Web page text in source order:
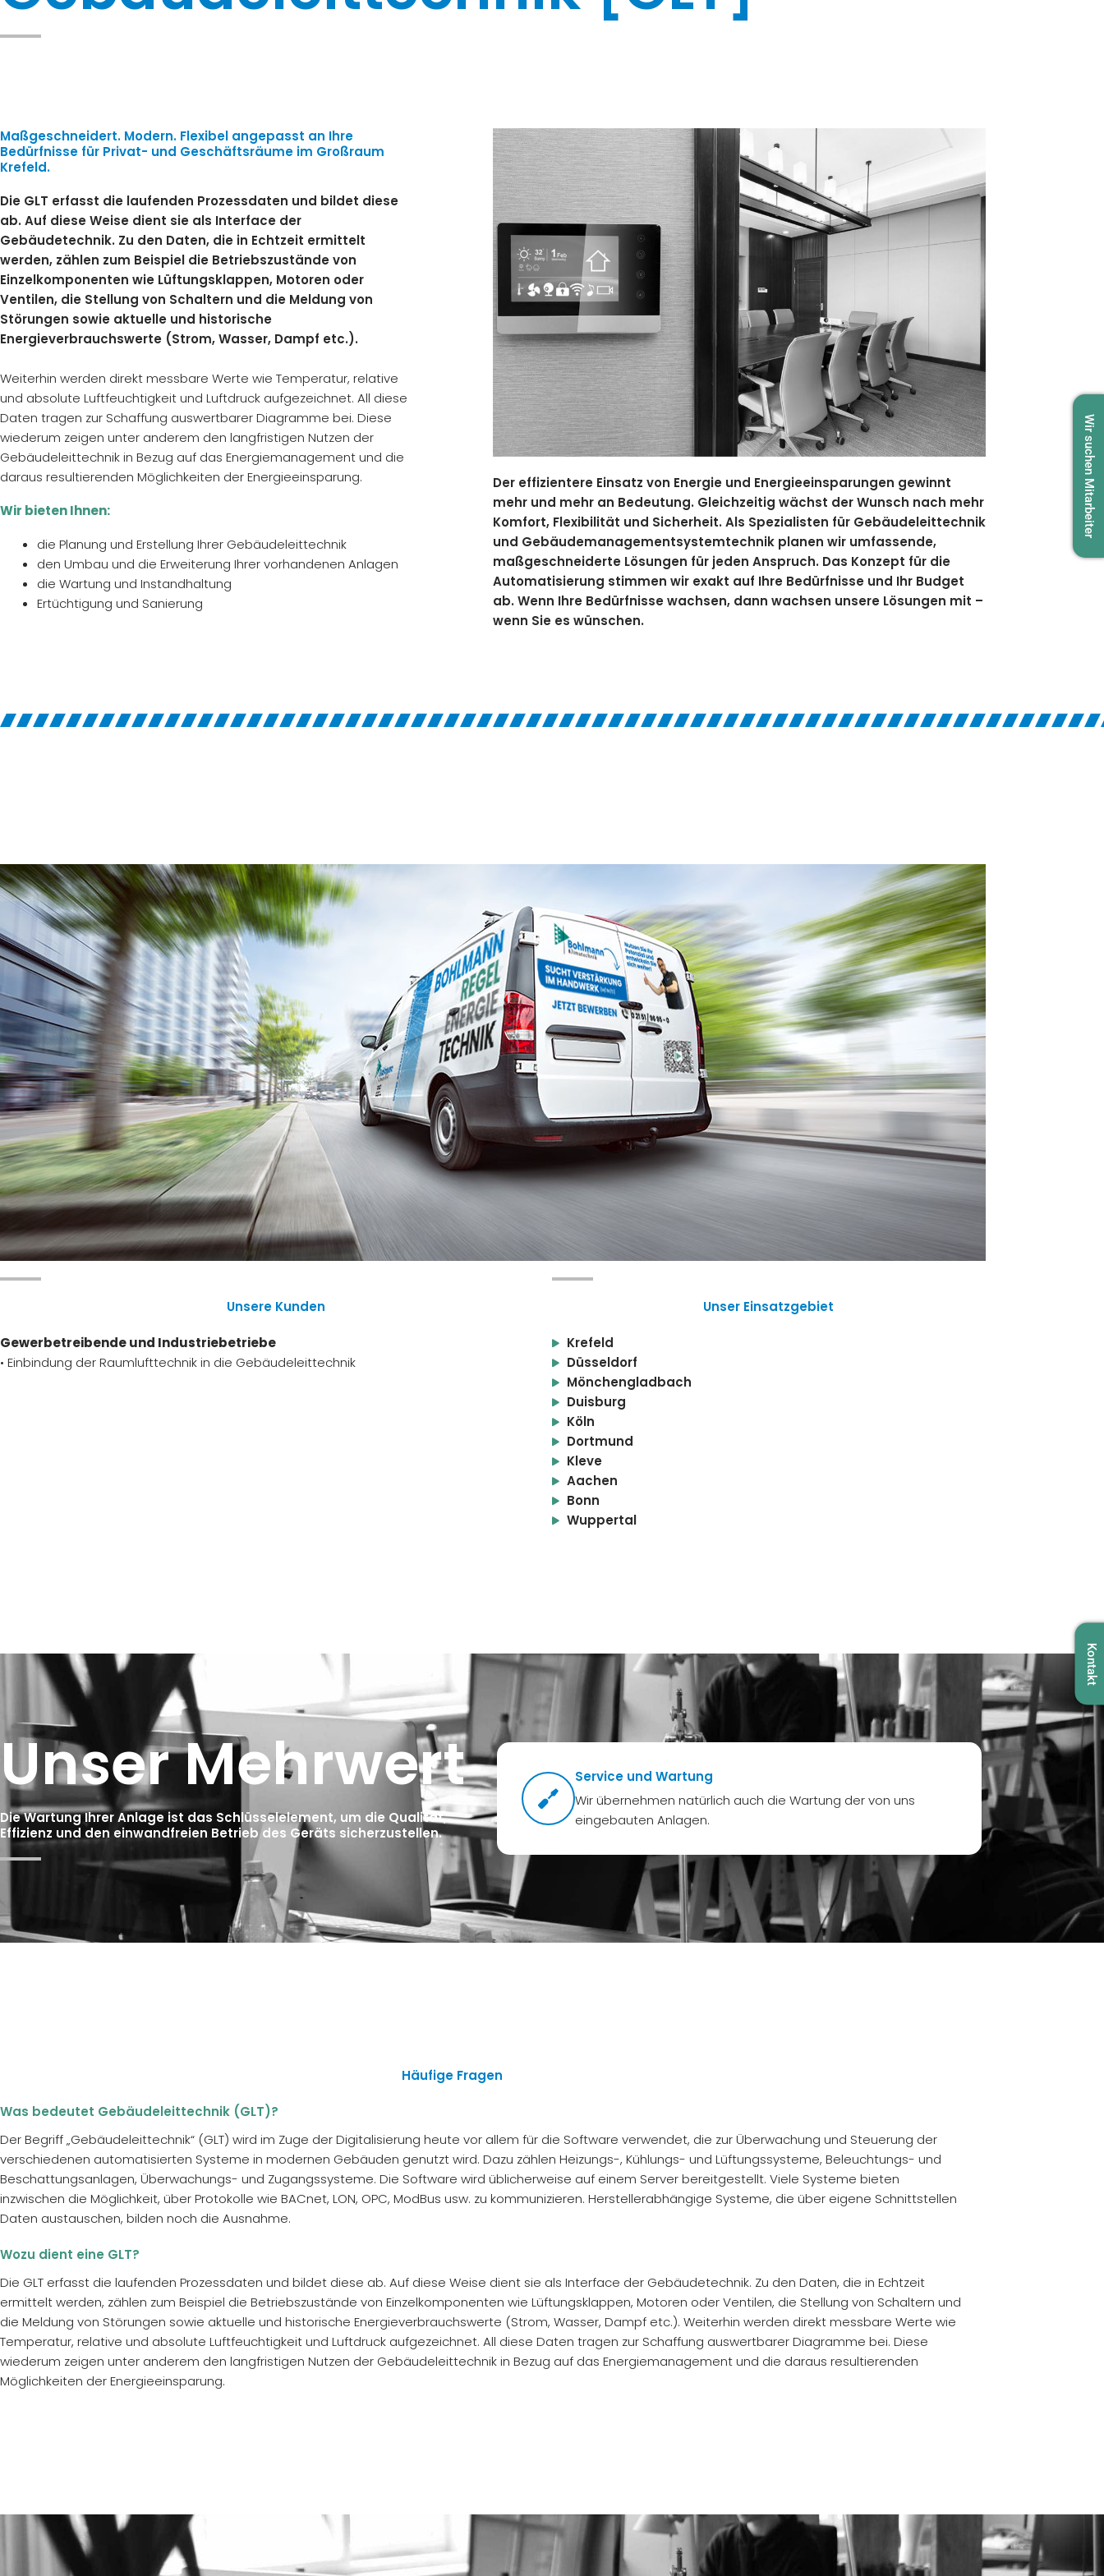
Maßgeschneidert. Modern. Flexibel angepasst an Ihre
Bedürfnisse für Privat- und Geschäftsräume im Großraum
Krefeld.
Die GLT erfasst die laufenden Prozessdaten und bildet diese
ab. Auf diese Weise dient sie als Interface der
Gebäudetechnik. Zu den Daten, die in Echtzeit ermittelt
werden, zählen zum Beispiel die Betriebszustände von
Einzelkomponenten wie Lüftungsklappen, Motoren oder
Ventilen, die Stellung von Schaltern und die Meldung von
Störungen sowie aktuelle und historische
Energieverbrauchswerte (Strom, Wasser, Dampf etc.).
Weiterhin werden direkt messbare Werte wie Temperatur, relative
und absolute Luftfeuchtigkeit und Luftdruck aufgezeichnet. All diese
Daten tragen zur Schaffung auswertbarer Diagramme bei. Diese
wiederum zeigen unter anderem den langfristigen Nutzen der
Gebäudeleittechnik in Bezug auf das Energiemanagement und die
daraus resultierenden Möglichkeiten der Energieeinsparung.
Wir bieten Ihnen:
die Planung und Erstellung Ihrer Gebäudeleittechnik
den Umbau und die Erweiterung Ihrer vorhandenen Anlagen
die Wartung und Instandhaltung
Ertüchtigung und Sanierung
Der effizientere Einsatz von Energie und Energieeinsparungen gewinnt
mehr und mehr an Bedeutung. Gleichzeitig wächst der Wunsch nach mehr
Komfort, Flexibilität und Sicherheit. Als Spezialisten für Gebäudeleittechnik
und Gebäudemanagementsystemtechnik planen wir umfassende,
maßgeschneiderte Lösungen für jeden Anspruch. Das Konzept für die
Automatisierung stimmen wir exakt auf Ihre Bedürfnisse und Ihr Budget
ab. Wenn Ihre Bedürfnisse wachsen, dann wachsen unsere Lösungen mit –
wenn Sie es wünschen.
Unsere Kunden
Gewerbetreibende und Industriebetriebe
• Einbindung der Raumlufttechnik in die Gebäudeleittechnik
Unser Einsatzgebiet
Krefeld
Düsseldorf
Mönchengladbach
Duisburg
Köln
Dortmund
Kleve
Aachen
Bonn
Wuppertal
Unser Mehrwert
Die Wartung Ihrer Anlage ist das Schlüsselelement, um die Qualität,
Effizienz und den einwandfreien Betrieb des Geräts sicherzustellen.
Service und Wartung
Wir übernehmen natürlich auch die Wartung der von uns
eingebauten Anlagen.
Häufige Fragen
Was bedeutet Gebäudeleittechnik (GLT)?
Der Begriff „Gebäudeleittechnik“ (GLT) wird im Zuge der Digitalisierung heute vor allem für die Software verwendet, die zur Überwachung und Steuerung der
verschiedenen automatisierten Systeme in modernen Gebäuden genutzt wird. Dazu zählen Heizungs-, Kühlungs- und Lüftungssysteme, Beleuchtungs- und
Beschattungsanlagen, Überwachungs- und Zugangssysteme. Die Software wird üblicherweise auf einem Server bereitgestellt. Viele Systeme bieten
inzwischen die Möglichkeit, über Protokolle wie BACnet, LON, OPC, ModBus usw. zu kommunizieren. Herstellerabhängige Systeme, die über eigene Schnittstellen
Daten austauschen, bilden noch die Ausnahme.
Wozu dient eine GLT?
Die GLT erfasst die laufenden Prozessdaten und bildet diese ab. Auf diese Weise dient sie als Interface der Gebäudetechnik. Zu den Daten, die in Echtzeit
ermittelt werden, zählen zum Beispiel die Betriebszustände von Einzelkomponenten wie Lüftungsklappen, Motoren oder Ventilen, die Stellung von Schaltern und
die Meldung von Störungen sowie aktuelle und historische Energieverbrauchswerte (Strom, Wasser, Dampf etc.). Weiterhin werden direkt messbare Werte wie
Temperatur, relative und absolute Luftfeuchtigkeit und Luftdruck aufgezeichnet. All diese Daten tragen zur Schaffung auswertbarer Diagramme bei. Diese
wiederum zeigen unter anderem den langfristigen Nutzen der Gebäudeleittechnik in Bezug auf das Energiemanagement und die daraus resultierenden
Möglichkeiten der Energieeinsparung.
Kontakt
Wir suchen Mitarbeiter